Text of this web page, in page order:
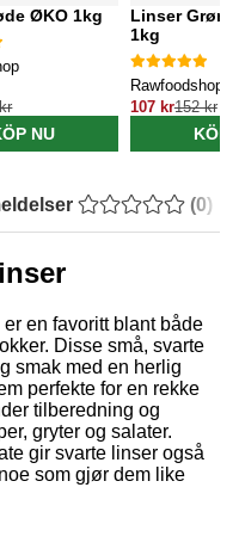
ØKO 1kg
NU
Linser
1kg
Rawfoodshop
107 kr152 kr
KÖP
(0)
en favoritt blant både
Disse små, svarte
smak med en herlig
perfekte for en rekke
tilberedning og
gryter og salater.
gir svarte linser også
som gjør dem like